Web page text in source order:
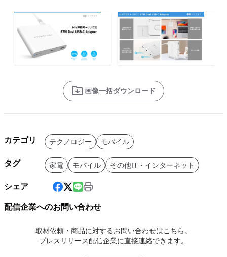
画像一括ダウンロード
カテゴリ テクノロジー モバイル
タグ 家電 モバイル その他IT・インターネット
シェア
配信企業へのお問い合わせ
取材依頼・商品に対するお問い合わせはこちら。
プレスリリース配信企業に直接連絡できます。